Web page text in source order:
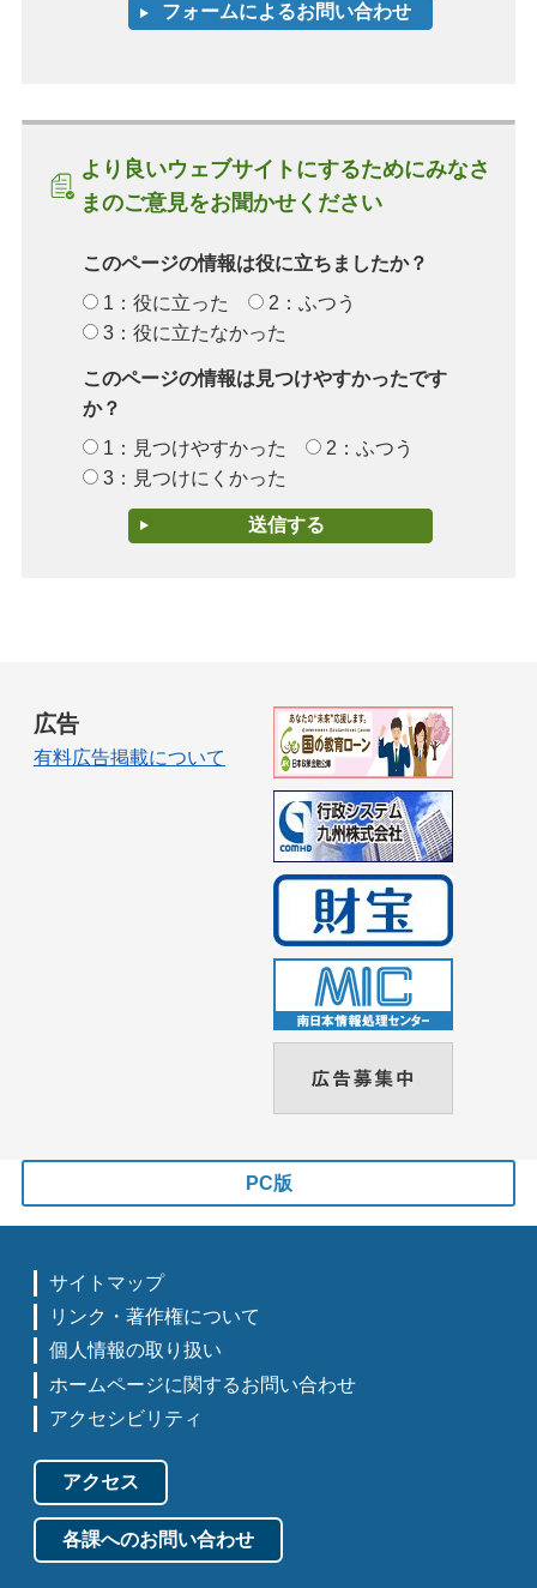
より良いウェブサイトにするためにみなさ
まのご意見をお聞かせください
このページの情報は役に立ちましたか？
1：役に立った
2：ふつう
3：役に立たなかった
このページの情報は見つけやすかったです
か？
1：見つけやすかった
2：ふつう
3：見つけにくかった
広告
有料広告掲載について
PC版
サイトマップ
リンク・著作権について
個人情報の取り扱い
ホームページに関するお問い合わせ
アクセシビリティ
アクセス
各課へのお問い合わせ